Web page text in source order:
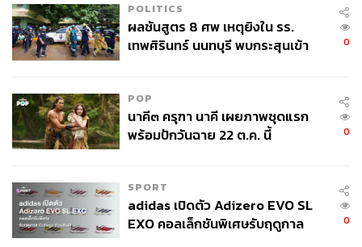
ผู้ลงทุนที่มองหาโอกาสในการลงทุนระยะสั้นเพียง 1 ปี
ที่มีโอกาสได้ผลตอบแทนมากกว่าเงินฝากประจำหรือ
ตราสารหนี้ระยะสั้นทั่วไป
ความคุ้มครองเงินต้น
ผู้ลงทุนที่มีมุมมองคาดว่าดัชนี SET50 มีแนวโน้มปรับ
ตัวสูงขึ้น แต่คาดว่าไม่เกิน Knock-Out Price (15%)
การจ่ายผลตอบแทน จากตัวอย่างราคานำเสนอ ณ วันที่ 27
กุมภาพันธ์ 2567
ผลตอบแทนอยู่ในช่วง 0-6%* (จาก Participation Rate
POLITICS
ผลชันสูตร 8 ศพ เหตุยิงใน รร.
เทพศิรินทร์ นนทบุรี พบกระสุนเข้า
0
POP
นาคี๓ ครุฑา นาคี เผยภาพชุดแรก
พร้อมปักวันฉาย 22 ต.ค. นี้
0
SPORT
adidas เปิดตัว Adizero EVO SL
EXO คอลเล็กชันพิเศษรับฤดูกาล
0